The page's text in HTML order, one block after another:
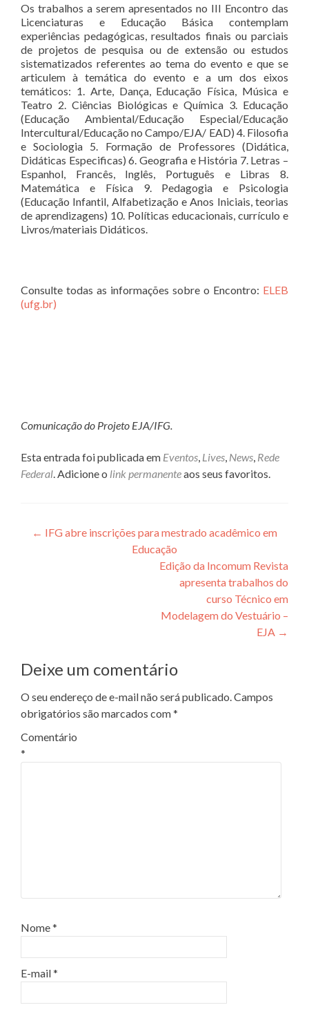
Os trabalhos a serem apresentados no III Encontro das
Licenciaturas e Educação Básica contemplam
experiências pedagógicas, resultados finais ou parciais
de projetos de pesquisa ou de extensão ou estudos
sistematizados referentes ao tema do evento e que se
articulem à temática do evento e a um dos eixos
temáticos: 1. Arte, Dança, Educação Física, Música e
Teatro 2. Ciências Biológicas e Química 3. Educação
(Educação Ambiental/Educação Especial/Educação
Intercultural/Educação no Campo/EJA/ EAD) 4. Filosofia
e Sociologia 5. Formação de Professores (Didática,
Didáticas Especificas) 6. Geografia e História 7. Letras –
Espanhol, Francês, Inglês, Português e Libras 8.
Matemática e Física 9. Pedagogia e Psicologia
(Educação Infantil, Alfabetização e Anos Iniciais, teorias
de aprendizagens) 10. Políticas educacionais, currículo e
Livros/materiais Didáticos.
Consulte todas as informações sobre o Encontro: ELEB
(ufg.br)
Comunicação do Projeto EJA/IFG.
Esta entrada foi publicada em Eventos Lives News Rede
Federal . Adicione o link permanenteaos seus favoritos.
Navegação
← IFG abre inscrições para mestrado acadêmico em
Educação
Edição da Incomum Revista
apresenta trabalhos do
curso Técnico em
Modelagem do Vestuário –
EJA →
Deixe um comentário
O seu endereço de e-mail não será publicado. Campos
obrigatórios são marcados com*
Comentário
*
Nome*
E-mail*